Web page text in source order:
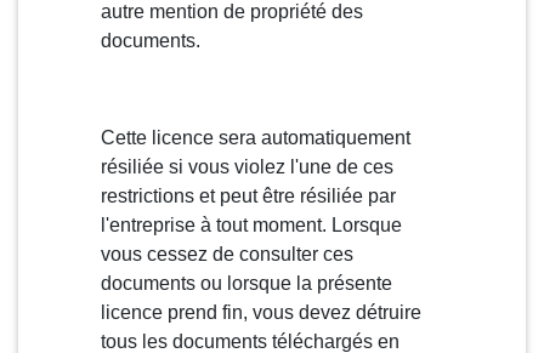
autre mention de propriété des
documents.
Cette licence sera automatiquement
résiliée si vous violez l'une de ces
restrictions et peut être résiliée par
l'entreprise à tout moment. Lorsque
vous cessez de consulter ces
documents ou lorsque la présente
licence prend fin, vous devez détruire
tous les documents téléchargés en